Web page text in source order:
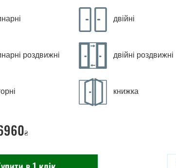
двійні
роздвижні двійні роздвижні
книжка
₴